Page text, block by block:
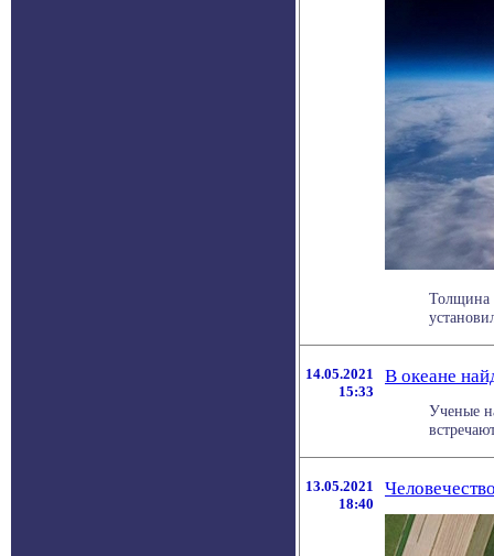
Толщина
14.05.2021
15:33
В океане
Ученые
13.05.2021
18:40